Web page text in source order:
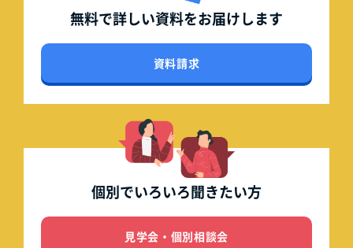
無料で詳しい資料をお届けします
資料請求
個別でいろいろ聞きたい方
見学会・個別相談会